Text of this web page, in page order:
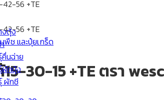
งตุ้ง
นฉ่าย
ผักบุ้ง
ผักชี
พืช และปุ๋ยเกร็ด
30-15 +TE ตรา